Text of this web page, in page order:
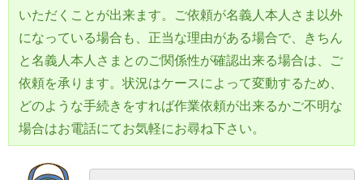
いただくことが出来ます。ご依頼が名義人本人さま以外
になっている場合も、正当な理由がある場合で、きちん
と名義人本人さまとのご関係性が確認出来る場合は、ご
依頼を承ります。状況はケースによって変動するため、
どのような手続きをすれば作業依頼が出来るかご不明な
場合はお電話にてお気軽にお尋ね下さい。